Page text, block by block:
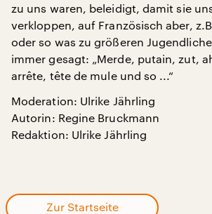
zu uns waren, beleidigt, damit sie
verkloppen, auf Französisch aber,
oder so was zu größeren
immer gesagt: „Merde, putain, zut,
arrête, tête de mule und so ...“
Moderation: Ulrike Jährling
Autorin: Regine Bruckmann
Redaktion: Ulrike Jährling
Zur Startseite